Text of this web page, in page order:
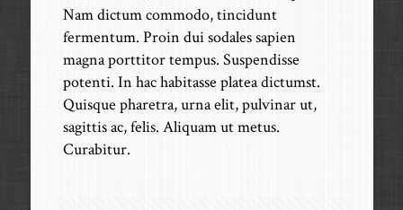
Nam dictum commodo, tincidunt
fermentum. Proin dui sodales sapien
magna porttitor tempus. Suspendisse
potenti. In hac habitasse platea dictumst.
Quisque pharetra, urna elit, pulvinar ut,
sagittis ac, felis. Aliquam ut metus.
Curabitur.